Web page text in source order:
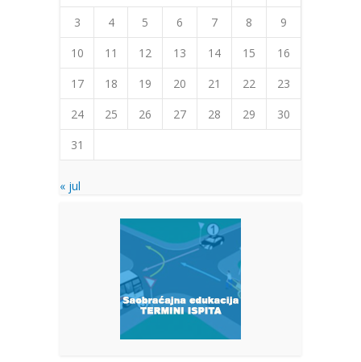
3
4 5 6 7 8
9
10
11 12 13 14 15
16
17
18 19 20 21 22
23
24
25 26 27 28 29
30
31
« jul